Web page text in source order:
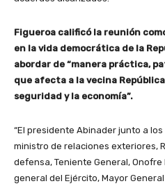
Figueroa calificó la reunión
en la vida democrática de la
abordar de “manera práctica,
que afecta a la vecina
seguridad y la economía”.
“El presidente Abinader junto a
ministro de relaciones exteriores,
defensa, Teniente General,
general del Ejército, Mayor